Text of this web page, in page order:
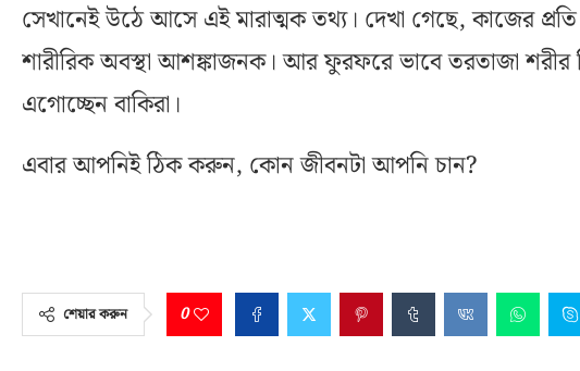
সেখানেই উঠে আসে এই মারাত্মক তথ্য। দেখা গেছে, কাজের প্রতি
শারীরিক অবস্থা আশঙ্কাজনক। আর ফুরফরে ভাবে তরতাজা
এগোচ্ছেন বাকিরা।
এবার আপনিই ঠিক করুন, কোন জীবনটা আপনি চান?
শেয়ার করুন 0